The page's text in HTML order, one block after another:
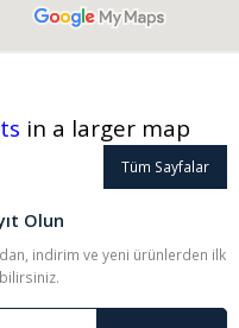
in a larger map
Tüm Sayfalar
Olun
indirim ve yeni ürünlerden ilk